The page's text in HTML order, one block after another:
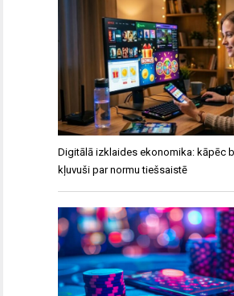
Digitālā izklaides ekonomika: kāpēc
kļuvuši par normu tiešsaistē